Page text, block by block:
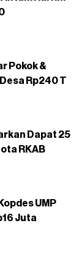
Pokok &
Rp240 T
Dapat 25
RKAB
UMP
Juta